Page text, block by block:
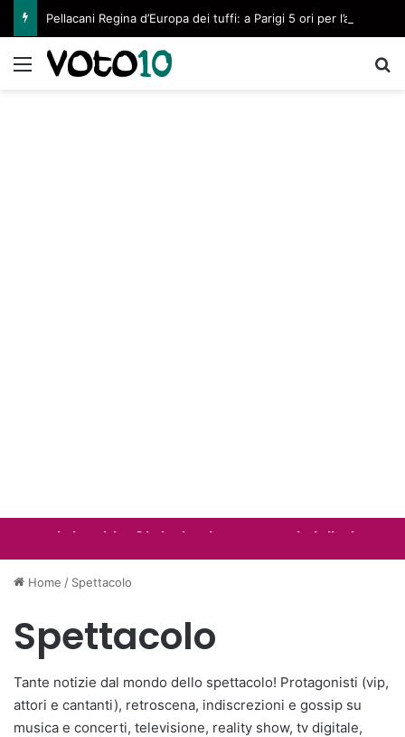
Menu
Patti Smith e l’incontro con Papa Leone: Mi
farà sorridere sempre
Ariana Grande si prende una pausa dalla
vita pubblica. Il motivo
Anna Pepe, annunciata una terza data
all’Unipol Dome
Home / Spettacolo
Spettacolo
Tante notizie dal mondo dello spettacolo! Protagonisti (vip,
attori e cantanti), retroscena, indiscrezioni e gossip su
musica e concerti, televisione, reality show, tv digitale,